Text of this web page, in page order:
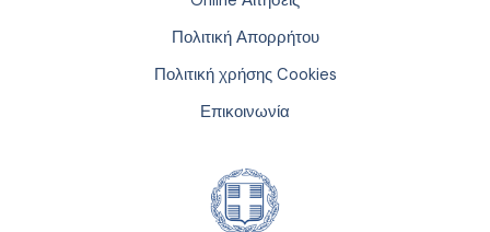
Πολιτική Απορρήτου
Πολιτική χρήσης Cookies
Επικοινωνία